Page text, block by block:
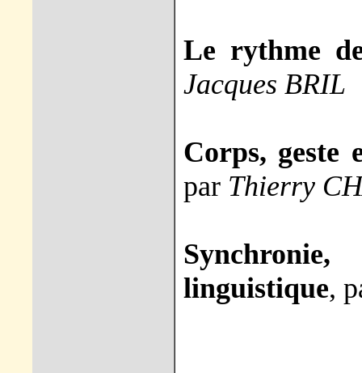
Le rythme
Jacques BRIL
Corps, geste
par Thierry
linguistique,